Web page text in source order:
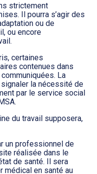
strictement
Il pourra s’agir des
ou de
ou encore
certaines
contenues dans
La
la nécessité de
par le service social
du travail supposera,
un professionnel de
réalisée dans le
de santé. Il sera
médical en santé au